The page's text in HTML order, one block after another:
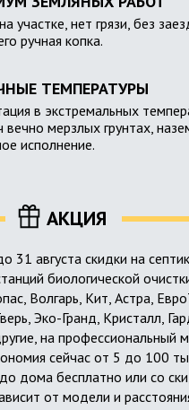
участке, нет грязи, без
ручная копка.
ТЕМПЕРАТУРЫ
в экстремальных
вечно мерзлых грунтах,
исполнение.
АКЦИЯ
31 августа скидки на
биологической
Волгарь, Кит, Астра,
Эко-Гранд, Кристалл,
на профессиональный
сейчас от 5 до 100
дома бесплатно или со
от модели и